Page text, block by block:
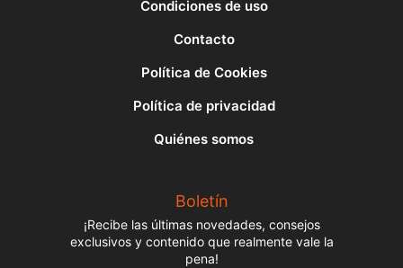
Condiciones de uso
Contacto
Política de Cookies
Política de privacidad
Quiénes somos
Boletín
¡Recibe las últimas novedades, consejos
exclusivos y contenido que realmente vale la
pena!